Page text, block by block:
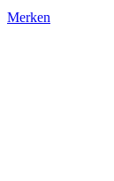
Merken